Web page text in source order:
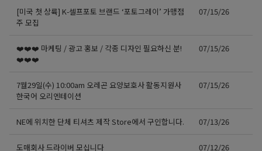
[미국 첫 상륙] K-셀프포토 브랜드 ‘포토그레이’ 가맹점
주 모집
07/15/26
❤️❤️❤️ 마케팅 / 광고 홍보 / 각종 디자인 필요하신 분!
❤️❤️❤️
07/15/26
7월29일(수) 10:00am 오레곤 요양보호사 활동지원사
한국어 오리엔테이션
07/15/26
NE에 위치한 단체 티셔츠 제작 Store에서 구인합니다. 07/13/26
도매회사 드라이버 모십니다 07/12/26